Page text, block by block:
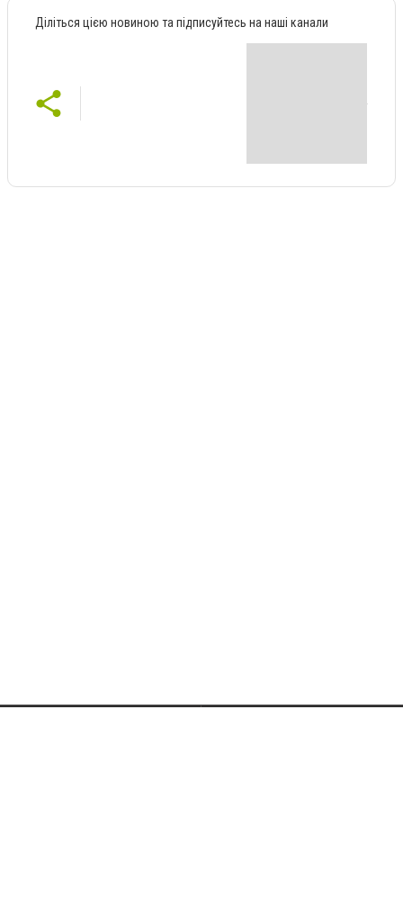
Діліться цією новиною та підписуйтесь на наші канали